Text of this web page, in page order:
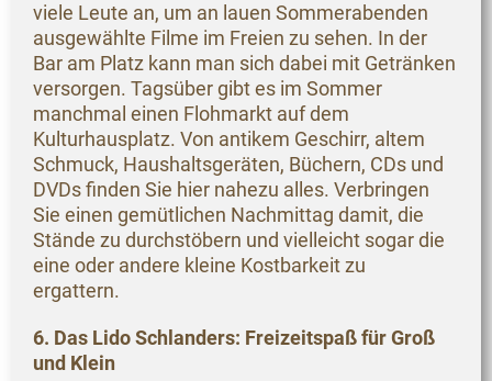
viele Leute an, um an lauen Sommerabenden
ausgewählte Filme im Freien zu sehen. In der
Bar am Platz kann man sich dabei mit Getränken
versorgen. Tagsüber gibt es im Sommer
manchmal einen Flohmarkt auf dem
Kulturhausplatz. Von antikem Geschirr, altem
Schmuck, Haushaltsgeräten, Büchern, CDs und
DVDs finden Sie hier nahezu alles. Verbringen
Sie einen gemütlichen Nachmittag damit, die
Stände zu durchstöbern und vielleicht sogar die
eine oder andere kleine Kostbarkeit zu
ergattern.
6. Das Lido Schlanders: Freizeitspaß für Groß
und Klein